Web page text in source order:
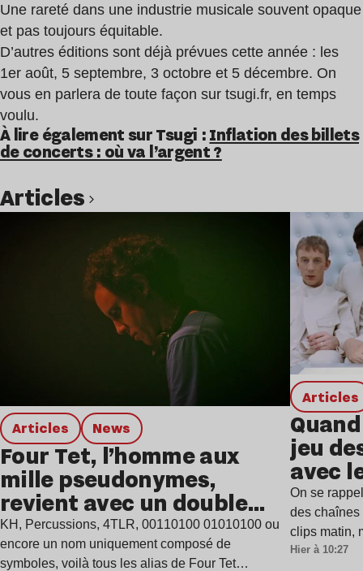
Une rareté dans une industrie musicale souvent opaque
et pas toujours équitable.
D’autres éditions sont déjà prévues cette année : les
1er août, 5 septembre, 3 octobre et 5 décembre. On
vous en parlera de toute façon sur tsugi.fr, en temps
voulu.
À lire également sur Tsugi :Inflation des billets
de concerts : où va l’argent ?
Articles
Articles news
Four Tet, l’homme aux
mille pseudonymes,
revient avec un double
single
KH, Percussions, 4TLR, 00110100 01010100 ou
encore un nom uniquement composé de
symboles, voilà tous les alias de Four Tet…
Articles
jeu
avec
On se
des
clips matin,
Hier à 10:27